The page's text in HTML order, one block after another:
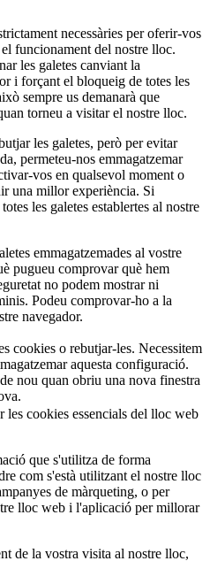
necessàries per oferir-vos
funcionament del nostre lloc.
les galetes canviant la
i forçant el bloqueig de totes les
sempre us demanarà que
torneu a visitar el nostre lloc.
les galetes, però per evitar
permeteu-nos emmagatzemar
vos en qualsevol moment o
una millor experiència. Si
les galetes establertes al nostre
emmagatzemades al vostre
pugueu comprovar què hem
no podem mostrar ni
Podeu comprovar-ho a la
navegador.
cookies o rebutjar-les. Necessitem
aquesta configuració.
nou quan obriu una nova finestra
les cookies essencials del lloc web
que s'utilitza de forma
com s'està utilitzant el nostre lloc
de màrqueting, o per
lloc web i l'aplicació per millorar
de la vostra visita al nostre lloc,